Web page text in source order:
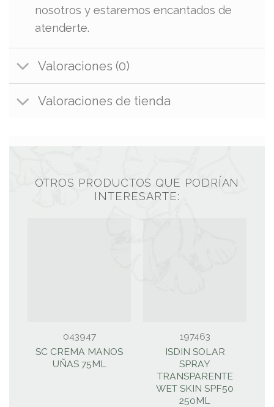
nosotros y estaremos encantados de
atenderte.
Valoraciones (0)
Valoraciones de tienda
OTROS PRODUCTOS QUE PODRÍAN
INTERESARTE:
043947
SC CREMA MANOS
UÑAS 75ML
197463
ISDIN SOLAR
SPRAY
TRANSPARENTE
WET SKIN SPF50
250ML